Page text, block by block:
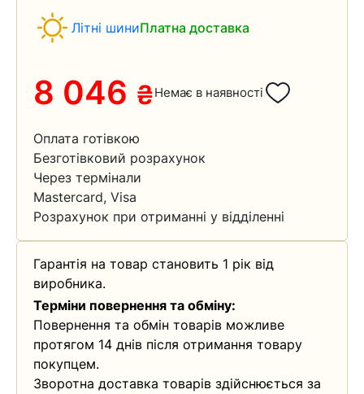
Літні шиниПлатна доставка
8 046 ₴Немає в наявності
Оплата готівкою
Безготівковий розрахунок
Через термінали
Mastercard, Visa
Розрахунок при отриманні у відділенні
Гарантія на товар становить 1 рік від
виробника.
Терміни повернення та обміну:
Повернення та обмін товарів можливе
протягом 14 днів після отримання товару
покупцем.
Зворотна доставка товарів здійснюється за